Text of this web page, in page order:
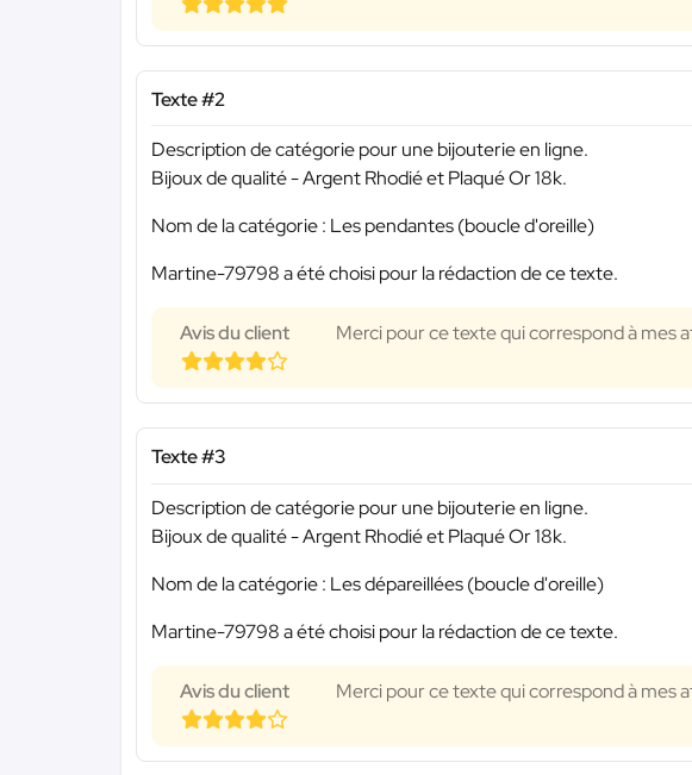
Texte #2
Description de catégorie pour une bijouterie en ligne.
Bijoux de qualité - Argent Rhodié et Plaqué Or 18k.
Nom de la catégorie : Les pendantes (boucle d'oreille)
Martine-79798 a été choisi pour la rédaction de ce texte.
Avis du client Merci pour ce texte qui correspond à mes
Texte #3
Description de catégorie pour une bijouterie en ligne.
Bijoux de qualité - Argent Rhodié et Plaqué Or 18k.
Nom de la catégorie : Les dépareillées (boucle d'oreille)
Martine-79798 a été choisi pour la rédaction de ce texte.
Avis du client Merci pour ce texte qui correspond à mes